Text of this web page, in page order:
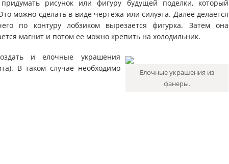
рисунок или фигуру будущей поделки, который
можно сделать в виде чертежа или силуэта. Далее делается
по контуру лобзиком вырезается фигурка. Затем она
магнит и потом ее можно крепить на холодильник.
Елочные украшения из
фанеры.
и елочные украшения
В таком случае необходимо